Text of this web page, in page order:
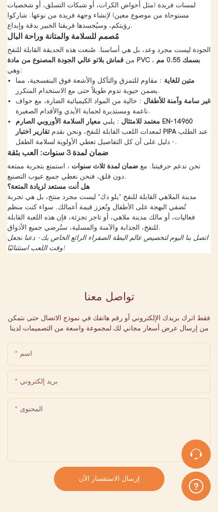
لمسات فريدة (مثل أحواض الكرات، أو شبكات التسلق، أو شخصيات
مستوحاة من موضوع معين) لإنشاء وجهة فريدة من نوعها. شاركوا
رؤيتكم، وسيُجسدها فريقنا الخبير بدقة وإبداع.
مُصمم للسلامة والمتانة وراحة البال
الجودة ليست مجرد وعد، بل هي أساسنا. صُنعت هذه الحديقة القابلة للنفخ
من
قماش بلاتو عالي الجودة المصنوع من مادة PVC بسمك 0.55 مم
،
وهي:
متين للغاية : مقاوم للتمزق والتآكل والأشعة فوق البنفسجية، مما
يضمن حيوية تدوم طويلاً حتى مع الاستخدام المتكرر.
غير سامة وآمنة للأطفال : خالية من المواد الكيميائية الضارة، مع حواف
ناعمة ومستديرة لحماية الأيدي والأقدام الصغيرة.
معتمد للامتثال : يلبي
معيار السلامة الأوروبي الصارم EN-14960
لمعدات اللعب القابلة للنفخ، ونحن نقدم تقارير اختبار PIPAعند الطلب
- دليل على أن كل التفاصيل تعطي الأولوية لسلامة الطفل.
ضمان لمدة 3 سنوات: العب بثقة
نحن ندعم حرفيتنا. مع ضمان لمدة ثلاث سنوات ، استمتع بتجربة ممتعة
دون قلق، فنحن نغطي جميع عيوب التصنيع.
هل أنت مستعد لزيادة المتعة؟
مدينة الملاهي القابلة للنفخ "يلو دك" ليست مجرد منتج، بل هي تجربة
تُضفي البهجة على الأطفال وتُعزز قيمة أعمالك. سواء كنت منظم
فعاليات، أو مالك مدينة ملاهي، أو تاجر تجزئة، فإن هذه اللعبة القابلة
للنفخ، الجذابة والآمنة والمسلية، ستُرضي جميع الأذواق.
اتصل بنا اليوم لتخصيص عالم البطة الصفراء الرائع الخاص بك - دعنا نجعل
وقت اللعب استثنائيًا!
تواصل معنا
فقط اترك بريدك الإلكتروني أو رقم هاتفك في نموذج الاتصال حتى نتمكن
من إرسال عرض أسعار مجاني لك لمجموعة واسعة من التصميمات لدينا
اسم
بريد إلكتروني
المحتوى
إرسال الاستفسار الآن